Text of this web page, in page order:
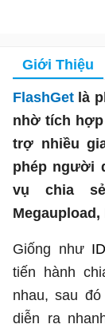
Giới Thiệu
FlashGet là
nhờ tích hợp
trợ nhiều
phép người
vụ chia
Megaupload,
Giống như
tiến hành
nhau, sau
diễn ra